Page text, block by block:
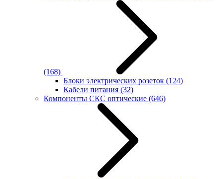
(168)
Блоки электрических розеток (124)
Кабели питания (32)
Компоненты СКС оптические (646)